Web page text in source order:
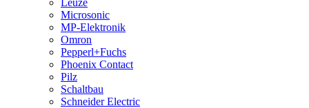
Leuze
Microsonic
MP-Elektronik
Omron
Pepperl+Fuchs
Phoenix Contact
Pilz
Schaltbau
Schneider Electric